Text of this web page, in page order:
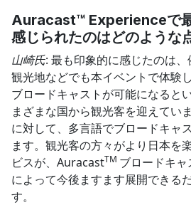
Auracast™ Experienceで
感じられたのはどのような
山崎氏: 最も印象的に感じたのは、
観光地などでも本イベントで体験
ブロードキャストが可能になると
まざまな国から観光客を迎えてい
に対して、多言語でブロードキャ
ます。観光客の方々がより日本を
ビスが、AuracastTM ブロードキ
によって今後ますます展開できる
す。